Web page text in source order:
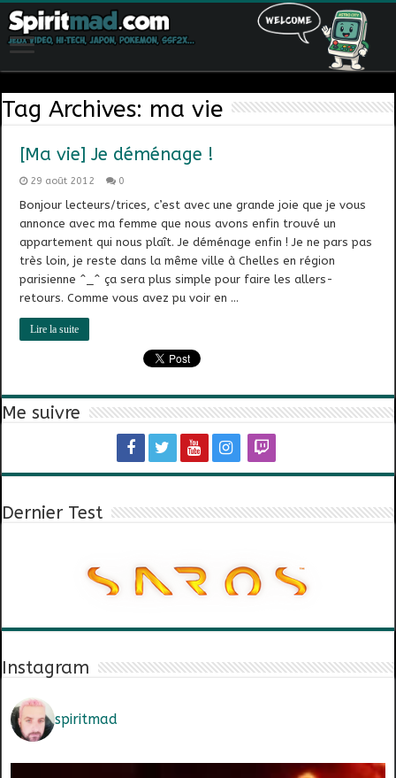
Tag Archives: ma vie
[Ma vie] Je déménage !
29 août 2012 0
Bonjour lecteurs/trices, c’est avec une grande joie que je vous
annonce avec ma femme que nous avons enfin trouvé un
appartement qui nous plaît. Je déménage enfin ! Je ne pars pas
très loin, je reste dans la même ville à Chelles en région
parisienne ^_^ ça sera plus simple pour faire les allers-
retours. Comme vous avez pu voir en …
Lire la suite
Me suivre
Dernier Test
Instagram
spiritmad